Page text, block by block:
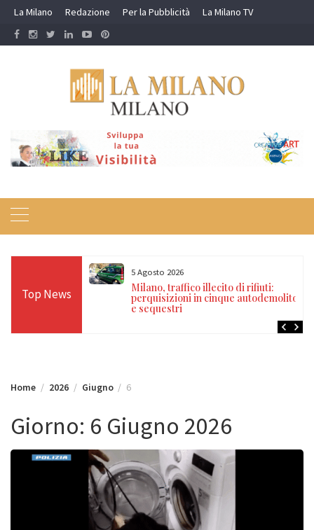
Skip
content
La Milano Redazione Per la Pubblicità La Milano TV
Top News
5 Agosto 2026
Milano, traffico illecito di rifiuti:
perquisizioni in cinque autodemolitori due
Home 2026 Giugno 6
Giorno: 6 Giugno 2026